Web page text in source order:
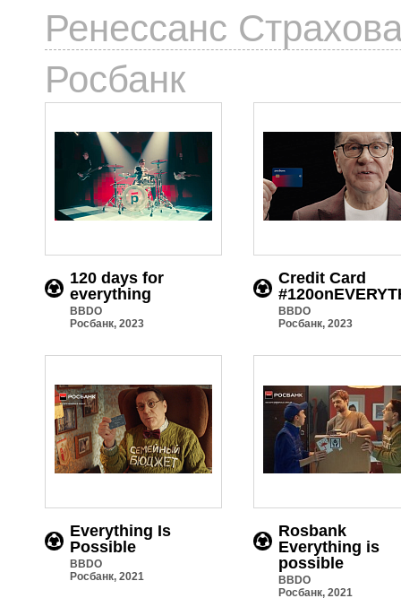
Ренессанс
Росбанк
120 days for
everything
BBDO
Росбанк, 2023
Credit Card
BBDO
Росбанк, 2023
Everything Is
Possible
BBDO
Росбанк, 2021
Rosbank
Everything is
possible
BBDO
Росбанк, 2021